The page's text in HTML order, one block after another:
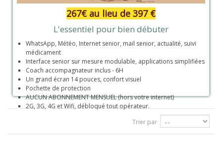
267€ au lieu de 397 €
L'essentiel pour bien débuter
WhatsApp, Météo, Internet senior, mail senior, actualité, suivi
médicament
Interface senior sur mesure modulable, applications simplifiées
Coach accompagnateur inclus - 6H
Un grand écran 14 pouces, confort visuel
Pochette de protection
AUCUN ABONNEMENT MENSUEL (hors votre internet)
2G, 3G, 4G et Wifi, débloqué tout opérateur.
Trier par